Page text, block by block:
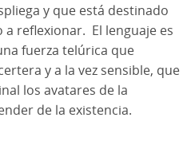
y que está destinado
reflexionar. El lenguaje es
fuerza telúrica que
y a la vez sensible, que
los avatares de la
de la existencia.